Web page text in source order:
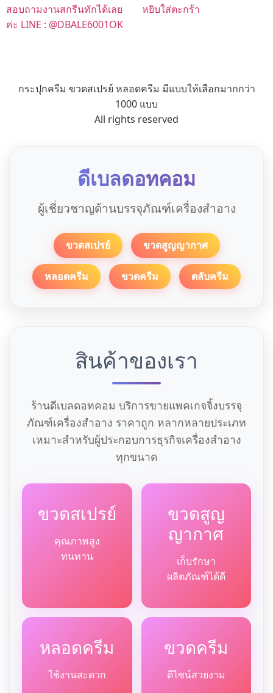
สอบถามงานสกรีนทักได้เลย
ค่ะ LINE : @DBALE6001OK
หยิบใส่ตะกร้า
กระปุกครีม ขวดสเปรย์ หลอดครีม มีแบบให้เลือกมากกว่า
1000 แบบ
All rights reserved
ดีเบลดอทคอม
ผู้เชี่ยวชาญด้านบรรจุภัณฑ์เครื่องสำอาง
ขวดสเปรย์ ขวดสูญญากาศ
หลอดครีม ขวดครีม ตลับครีม
สินค้าของเรา
ร้านดีเบลดอทคอม บริการขายแพคเกจจิ้งบรรจุ
ภัณฑ์เครื่องสำอาง ราคาถูก หลากหลายประเภท
เหมาะสำหรับผู้ประกอบการธุรกิจเครื่องสำอาง
ทุกขนาด
ขวดสเปรย์
คุณภาพสูง
ทนทาน
ขวดสูญ
ญากาศ
เก็บรักษา
ผลิตภัณฑ์ได้ดี
หลอดครีม
ใช้งานสะดวก
ขวดครีม
ดีไซน์สวยงาม